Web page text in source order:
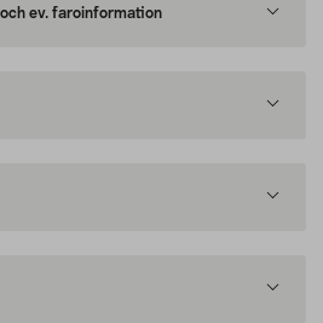
ev. faroinformation